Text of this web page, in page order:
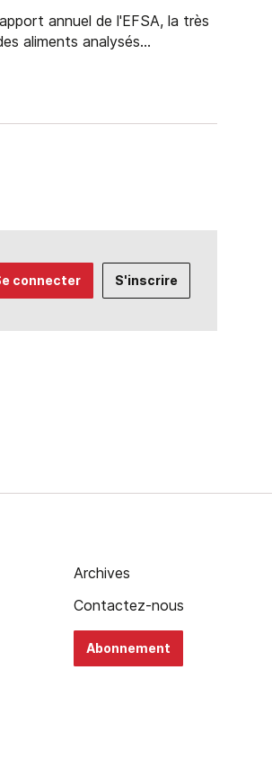
annuel de l'EFSA, la très
aliments analysés...
connecter S'inscrire
Archives
Contactez-nous
Abonnement